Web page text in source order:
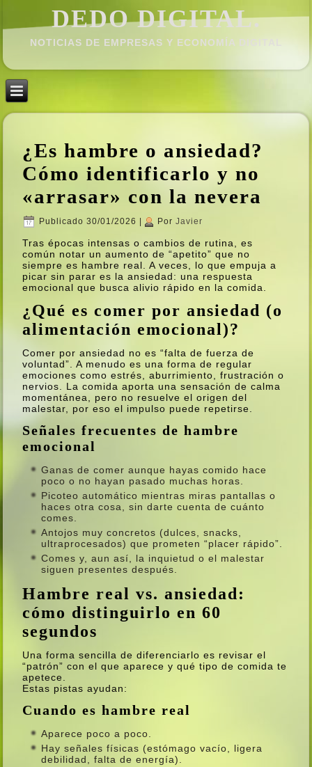
DEDO DIGITAL.
NOTICIAS DE EMPRESAS Y ECONOMÍ­A DIGITAL
¿Es hambre o ansiedad?
Cómo identificarlo y no
«arrasar» con la nevera
Publicado 30/01/2026 Por Javier
Tras épocas intensas o cambios de rutina, es
común notar un aumento de “apetito” que no
siempre es hambre real. A veces, lo que empuja a
picar sin parar es la ansiedad: una respuesta
emocional que busca alivio rápido en la comida.
¿Qué es comer por ansiedad (o
alimentación emocional)?
Comer por ansiedad no es “falta de fuerza de
voluntad”. A menudo es una forma de regular
emociones como estrés, aburrimiento, frustración o
nervios. La comida aporta una sensación de calma
momentánea, pero no resuelve el origen del
malestar, por eso el impulso puede repetirse.
Señales frecuentes de hambre
emocional
Ganas de comer aunque hayas comido hace
poco o no hayan pasado muchas horas.
Picoteo automático mientras miras pantallas o
haces otra cosa, sin darte cuenta de cuánto
comes.
Antojos muy concretos (dulces, snacks,
ultraprocesados) que prometen “placer rápido”.
Comes y, aun así, la inquietud o el malestar
siguen presentes después.
Hambre real vs. ansiedad:
cómo distinguirlo en 60
segundos
Una forma sencilla de diferenciarlo es revisar el
“patrón” con el que aparece y qué tipo de comida te
apetece.
Estas pistas ayudan:
Cuando es hambre real
Aparece poco a poco.
Hay señales físicas (estómago vacío, ligera
debilidad, falta de energía).